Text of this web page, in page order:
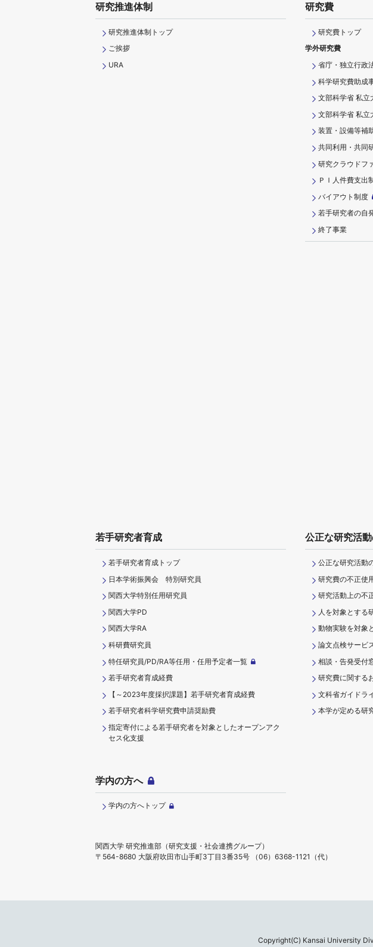
研究推進体制
研究推進体制トップ
ご挨拶
URA
研究費
研究費トップ
学外研究費
省庁・独立行政
科学研究費助成
文部科学省 私立
文部科学省 私立
装置・設備等補
共同利用・共同
研究クラウドフ
ＰＩ⼈件費⽀出
バイアウト制度
若手研究者の自
終了事業
若手研究者育成
若手研究者育成トップ
日本学術振興会 特別研究員
関西大学特別任用研究員
関西大学PD
関西大学RA
科研費研究員
特任研究員/PD/RA等任用・任用予定者一覧
若手研究者育成経費
【～2023年度採択課題】若手研究者育成経費
若手研究者科学研究費申請奨励費
指定寄付による若手研究者を対象としたオープンアク
セス化支援
公正な研究活
公正な研究活動
研究費の不正使
研究活動上の不
人を対象とする
動物実験を対象
論文点検サービ
相談・告発受付
研究費に関する
文科省ガイドラ
本学が定める研
学内の方へ
学内の方へトップ
関西大学 研究推進部（研究支援・社会連携グループ）
〒564-8680 大阪府吹田市山手町3丁目3番35号 （06）6368-1121（代）
Copyright(C) Kansai University